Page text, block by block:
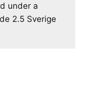
under a
2.5 Sverige